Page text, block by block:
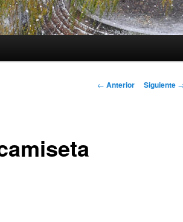
Navegación
← Anterior Siguiente